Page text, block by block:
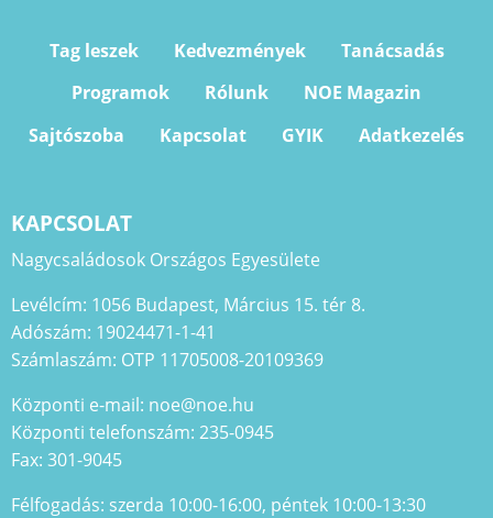
Tag leszek Kedvezmények
Tanácsadás
Programok
Rólunk
NOE Magazin
Sajtószoba
Kapcsolat GYIK Adatkezelés
KAPCSOLAT
Nagycsaládosok Országos Egyesülete
Levélcím: 1056 Budapest, Március 15. tér 8.
Adószám: 19024471-1-41
Számlaszám: OTP 11705008-20109369
Központi e-mail: noe@noe.hu
Központi telefonszám: 235-0945
Fax: 301-9045
Félfogadás: szerda 10:00-16:00, péntek 10:00-13:30